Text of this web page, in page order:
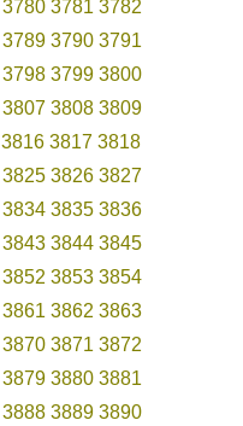
3780 3781 3782
3789 3790 3791
3798 3799 3800
3807 3808 3809
3816 3817 3818
3825 3826 3827
3834 3835 3836
3843 3844 3845
3852 3853 3854
3861 3862 3863
3870 3871 3872
3879 3880 3881
3888 3889 3890